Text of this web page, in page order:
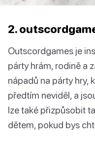
2.
Outscordgames je
párty hrám, rodině a
nápadů na párty hry,
předtím neviděl, a
lze také přizpůsobit
dětem, pokud bys